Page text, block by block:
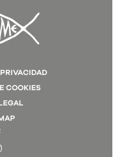
COOKIES